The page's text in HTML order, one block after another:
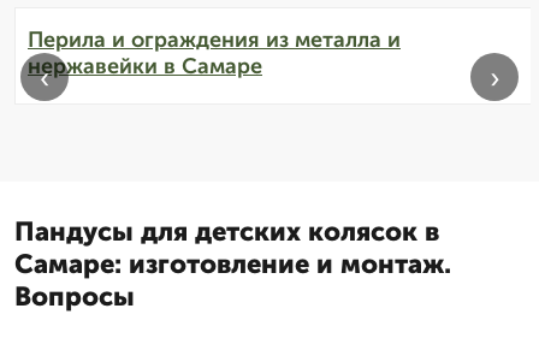
Перила и ограждения из металла и
нержавейки в Самаре
‹ ›
Пандусы для детских колясок в
Самаре: изготовление и монтаж.
Вопросы